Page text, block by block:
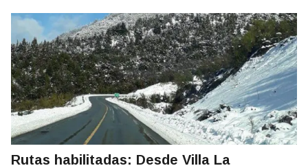
Rutas habilitadas: Desde Villa La